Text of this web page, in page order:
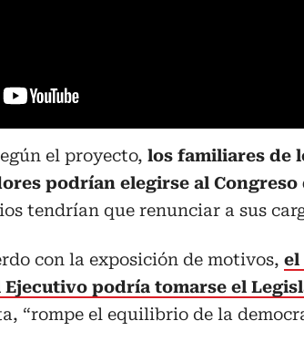
el proyecto, los familiares de
podrían elegirse al Congreso
tendrían que renunciar a sus
con la exposición de motivos, el
Ejecutivo podría tomarse el
“rompe el equilibrio de la